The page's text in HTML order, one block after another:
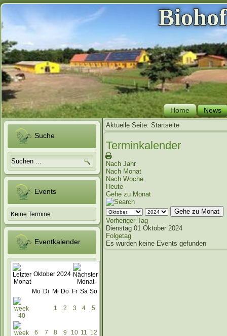
Home News
Suche
Events
Keine Termine
Eventkalender
Oktober 2024
Mo Di Mi Do Fr Sa So
1 2 3 4 5
6 7 8 9 10 11 12
Aktuelle Seite: Startseite
Terminkalender
Nach Jahr
Nach Monat
Nach Woche
Heute
Gehe zu Monat
Gehe zu Monat
Vorheriger Tag
Dienstag 01 Oktober 2024
Folgetag
Es wurden keine Events gefunden